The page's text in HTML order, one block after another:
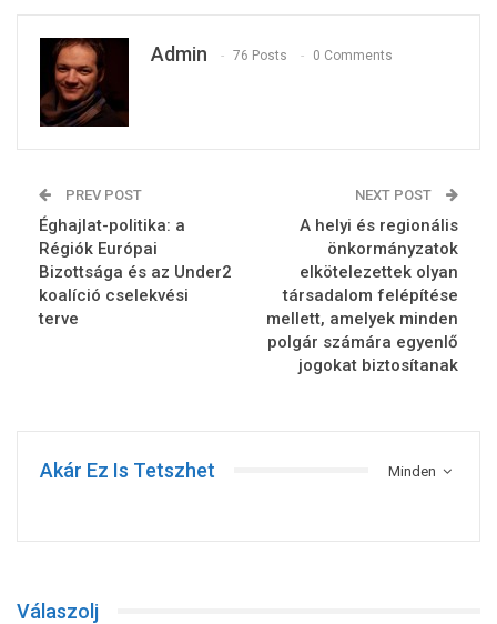
Admin 76 Posts 0 Comments
PREV POST
Éghajlat-politika:‎ a
Régiók Európai
Bizottsága és az Under2
koalíció ‎cselekvési
terve
NEXT POST
A helyi és regionális
önkormányzatok
elkötelezettek olyan
társadalom felépítése
mellett, amelyek minden
polgár számára egyenlő
jogokat biztosítanak
Minden
Akár Ez Is Tetszhet
Válaszolj